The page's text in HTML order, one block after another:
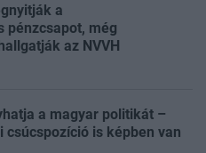
a
pénzcsapot, még
az NVVH
a magyar politikát –
is képben van